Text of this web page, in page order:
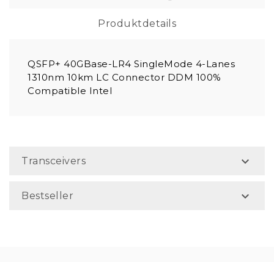
Produktdetails
QSFP+ 40GBase-LR4 SingleMode 4-Lanes
1310nm 10km LC Connector DDM 100%
Compatible Intel
Transceivers 
Bestseller 